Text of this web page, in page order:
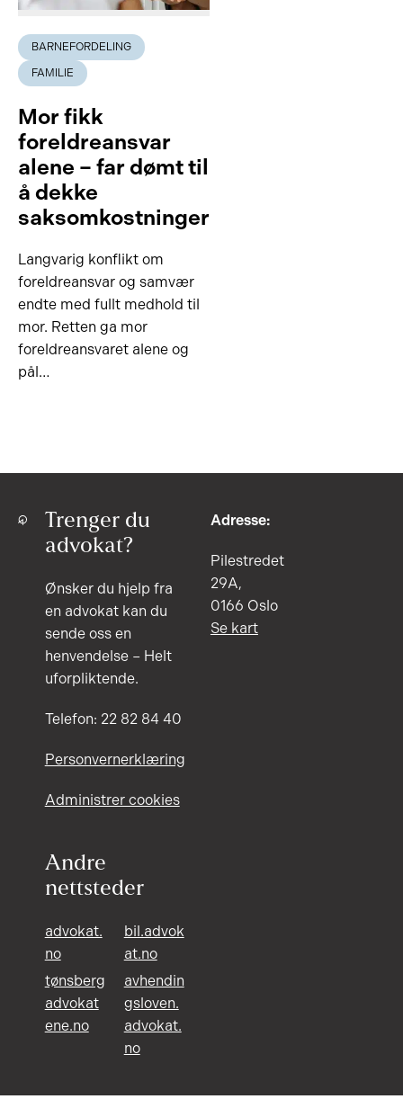
BARNEFORDELING
FAMILIE
Mor fikk
foreldreansvar
alene – far dømt til
å dekke
saksomkostninger
Langvarig konflikt om
foreldreansvar og samvær
endte med fullt medhold til
mor. Retten ga mor
foreldreansvaret alene og
pål…
Trenger du
advokat?
Ønsker du hjelp fra
en advokat kan du
sende oss en
henvendelse – Helt
uforpliktende.
Telefon: 22 82 84 40
Personvernerklæring
Administrer cookies
Andre
nettsteder
advokat.
no
bil.advok
at.no
tønsberg
advokat
ene.no
avhendin
gsloven.
advokat.
no
Adresse:
Pilestredet
29A,
0166 Oslo
Se kart